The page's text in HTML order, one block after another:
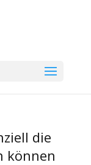
die
können